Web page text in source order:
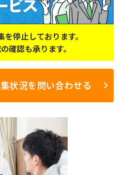
停止しております。
確認も承ります。
状況を問い合わせる